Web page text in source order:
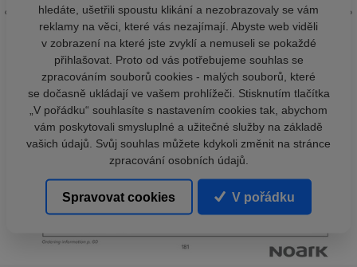
hledáte, ušetřili spoustu klikání a nezobrazovaly se vám
reklamy na věci, které vás nezajímají. Abyste web viděli
v zobrazení na které jste zvyklí a nemuseli se pokaždé
přihlašovat. Proto od vás potřebujeme souhlas se
zpracováním souborů cookies - malých souborů, které
se dočasně ukládají ve vašem prohlížeči. Stisknutím tlačítka
„V pořádku“ souhlasíte s nastavením cookies tak, abychom
vám poskytovali smysluplné a užitečné služby na základě
vašich údajů. Svůj souhlas můžete kdykoli změnit na stránce
zpracování osobních údajů.
Spravovat cookies V pořádku